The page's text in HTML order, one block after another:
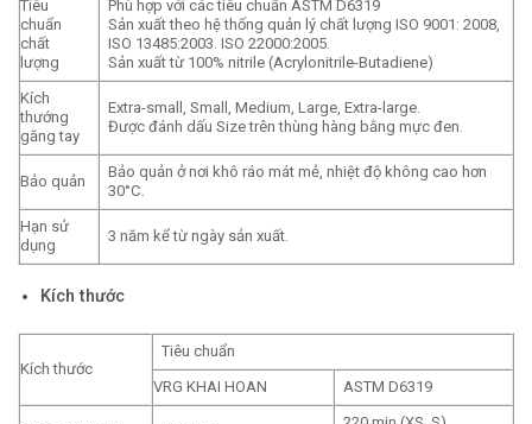
Tiêu
chuẩn
chất
lượng
Phù hợp với các tiêu chuẩn ASTM D6319
Sản xuất theo hệ thống quản lý chất lượng ISO 9001: 2008,
ISO 13485:2003. ISO 22000:2005.
Sản xuất từ 100% nitrile (Acrylonitrile-Butadiene)
Kích
thướng
găng tay
Extra-small, Small, Medium, Large, Extra-large.
Được đánh dấu Size trên thùng hàng bằng mực đen.
Bảo quản
Bảo quản ở nơi khô ráo mát mẻ, nhiệt độ không cao hơn
30°C.
Hạn sử
dụng
3 năm kể từ ngày sản xuất.
Kích thước
Kích thước
Tiêu chuẩn
VRG KHAI HOAN
ASTM D6319